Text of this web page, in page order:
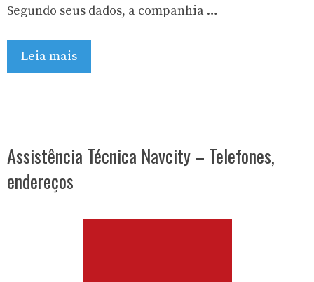
Segundo seus dados, a companhia …
Leia mais
Assistência Técnica Navcity – Telefones,
endereços